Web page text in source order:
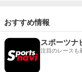
おすすめ情報
スポーツナ
注目のレースも